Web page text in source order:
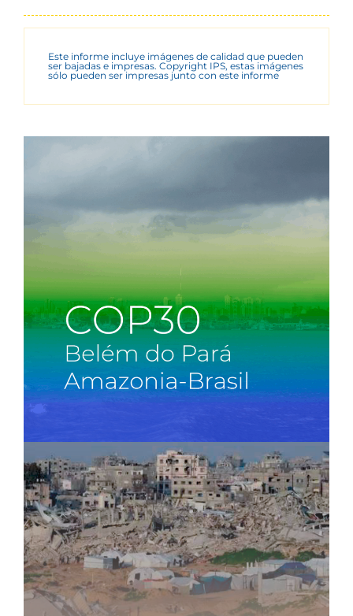
Este informe incluye imágenes de calidad que pueden
ser bajadas e impresas. Copyright IPS, estas imágenes
sólo pueden ser impresas junto con este informe